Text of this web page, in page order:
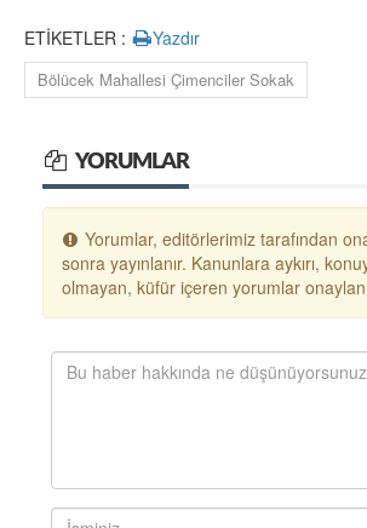
ETİKETLER :
Yazdır
Bölücek Mahallesi Çimenciler Sokak
YORUMLAR
Yorumlar, editörlerimiz tarafından
sonra yayınlanır. Kanunlara aykırı,
olmayan, küfür içeren yorumlar